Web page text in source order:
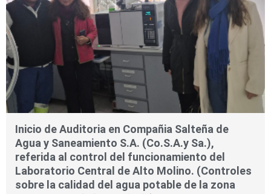
Inicio de Auditoria en Compañia Salteña de
Agua y Saneamiento S.A. (Co.S.A.y Sa.),
referida al control del funcionamiento del
Laboratorio Central de Alto Molino. (Controles
sobre la calidad del agua potable de la zona